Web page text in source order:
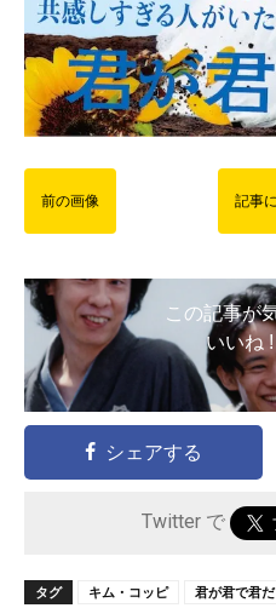
前の画像 記事
この記事が
いいね
シェアする
Twitter で
タグ キム・コッピ 君が君で君だ